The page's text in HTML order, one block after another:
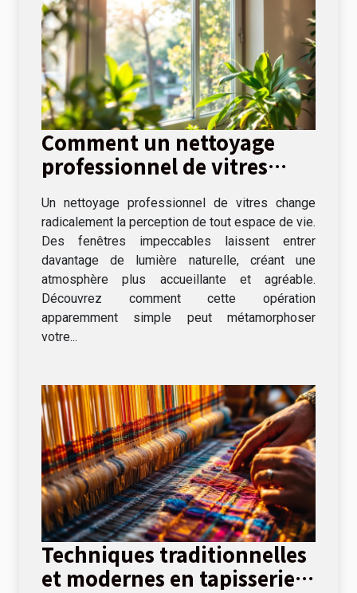
Comment un nettoyage
professionnel de vitres
peut transformer votre
espace de vie ?
Un nettoyage professionnel de vitres change
radicalement la perception de tout espace de vie.
Des fenêtres impeccables laissent entrer
davantage de lumière naturelle, créant une
atmosphère plus accueillante et agréable.
Découvrez comment cette opération
apparemment simple peut métamorphoser
votre...
Techniques traditionnelles
et modernes en tapisserie